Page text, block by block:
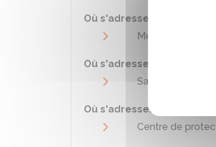
Où s'adresser ?
Médecin
Où s'adresser ?
Sage-femme
Où s'adresser ?
Centre de